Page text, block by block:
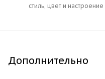
стиль, цвет и настроение
Дополнительно